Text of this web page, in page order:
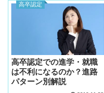
高卒認定
高卒認定での進学・就職
は不利になるのか？進路
パターン別解説